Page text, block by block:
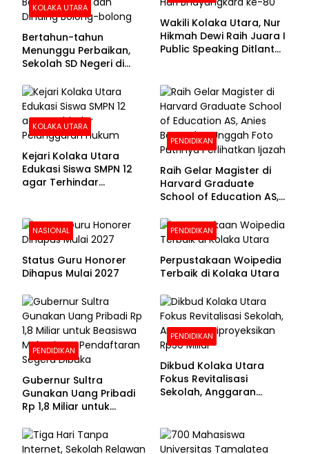
KOLAKA UTARA
Bertahun-tahun
Menunggu Perbaikan,
Sekolah SD Negeri di
Beralas Tanah dan
Dinding Bolong-bolong
Wakili Kolaka Utara, Nur
Hikmah Dewi Raih Juara I
Public Speaking Ditlantas
Bhayangkara ke-80
KOLAKA UTARA
Kejari Kolaka Utara
Edukasi Siswa SMPN 12
agar Terhindar
PENDIDIKAN
Raih Gelar Magister di
Harvard Graduate
School of Education AS,
Foto Putrinya Perlihatkan
Ijazah
NASIONAL
Status Guru Honorer
Dihapus Mulai 2027
PENDIDIKAN
Perpustakaan Woipedia
Terbaik di Kolaka Utara
PENDIDIKAN
Gubernur Sultra
Gunakan Uang Pribadi
Rp 1,8 Miliar untuk
Pendaftaran Segera
Dibuka
PENDIDIKAN
Dikbud Kolaka Utara
Fokus Revitalisasi
Sekolah, Anggaran